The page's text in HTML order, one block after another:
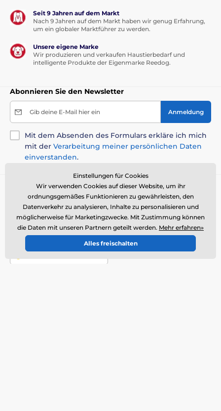
Seit 9 Jahren auf dem Markt
Nach 9 Jahren auf dem Markt haben wir genug Erfahrung,
um ein globaler Marktführer zu werden.
Unsere eigene Marke
Wir produzieren und verkaufen Haustierbedarf und
intelligente Produkte der Eigenmarke Reedog.
Abonnieren Sie den Newsletter
Gib deine E-Mail hier ein Anmeldung
Mit dem Absenden des Formulars erkläre ich mich
mit der Verarbeitung meiner persönlichen Daten
einverstanden.
Sie brauchen Rat offline
Kundendienst ist verfügbar
+49 176 34 433 212
info@reedog.de
Wo Sie uns finden
Einstellungen für Cookies
Wir verwenden Cookies auf dieser Website, um ihr
ordnungsgemäßes Funktionieren zu gewährleisten, den
Datenverkehr zu analysieren, Inhalte zu personalisieren und
möglicherweise für Marketingzwecke. Mit Zustimmung können
die Daten mit unseren Partnern geteilt werden. Mehr erfahren»
Alles freischalten